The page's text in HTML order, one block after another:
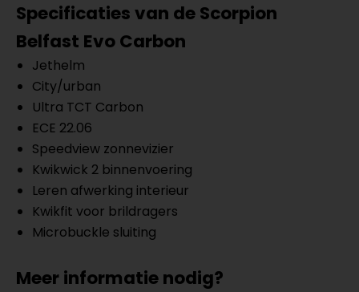
Specificaties van de Scorpion
Belfast Evo Carbon
Jethelm
City/urban
Ultra TCT Carbon
ECE 22.06
Speedview zonnevizier
Kwikwick 2 binnenvoering
Leren afwerking interieur
Kwikfit voor brildragers
Microbuckle sluiting
Meer informatie nodig?